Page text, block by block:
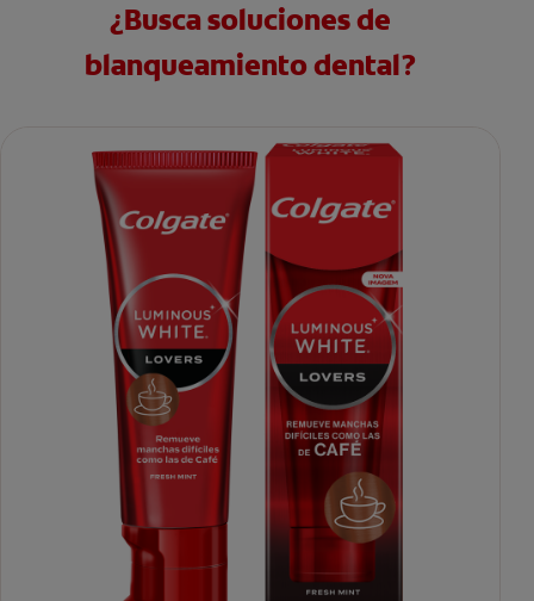
¿Busca soluciones de
blanqueamiento dental?